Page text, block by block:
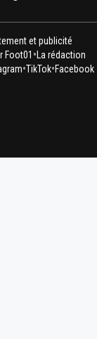
et publicité
Foot01 •La rédaction
•TikTok•Facebook